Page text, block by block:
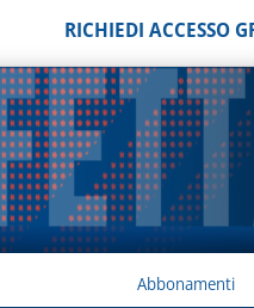
RICHIEDI ACCESSO
Abbonamenti